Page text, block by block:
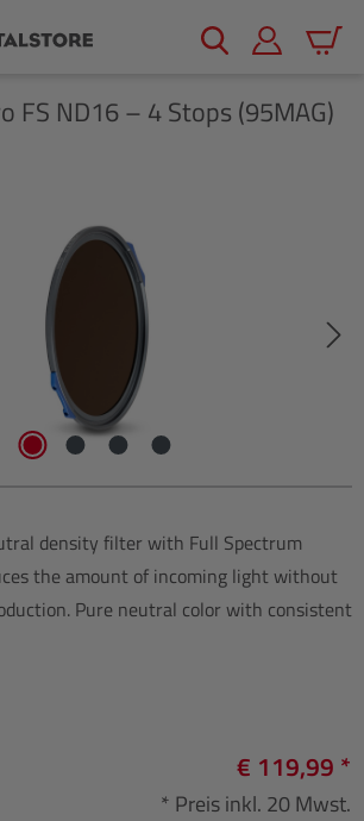
FS ND16 – 4 Stops (95MAG)
density filter with Full Spectrum
the amount of incoming light without
Pure neutral color with consistent
€ 119,99 *
* Preis inkl. 20 Mwst.